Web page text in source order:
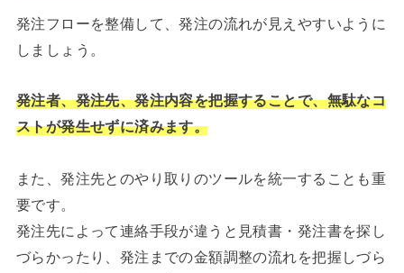
発注フローを整備して、発注の流れが見えやすいように
しましょう。
発注者、発注先、発注内容を把握することで、無駄なコ
ストが発生せずに済みます。
また、発注先とのやり取りのツールを統一することも重
要です。
発注先によって連絡手段が違うと見積書・発注書を探し
づらかったり、発注までの金額調整の流れを把握しづら